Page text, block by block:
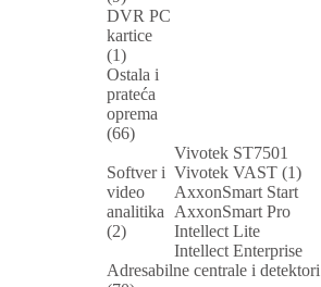
DVR PC
kartice
(1)
Ostala i
prateća
oprema
(66)
Softver i
video
analitika
(2)
Vivotek ST7501
Vivotek VAST (1)
AxxonSmart Start
AxxonSmart Pro
Intellect Lite
Intellect Enterprise
Adresabilne centrale i detektori